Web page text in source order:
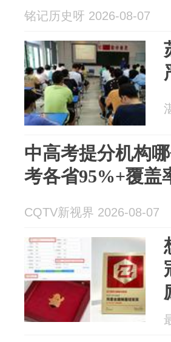
铭记历史呀 2026-08-07
中高考提分机构
考各省95%+覆盖
CQTV新视界 2026-08-07